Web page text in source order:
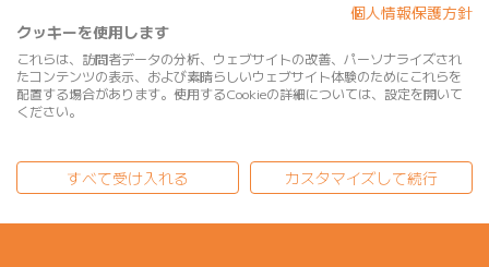
個人情報保護方針
クッキーを使用します
これらは、訪問者データの分析、ウェブサイトの改善、パーソナライズされ
たコンテンツの表示、および素晴らしいウェブサイト体験のためにこれらを
配置する場合があります。使用するCookieの詳細については、設定を開いて
ください。
すべて受け入れる カスタマイズして続行